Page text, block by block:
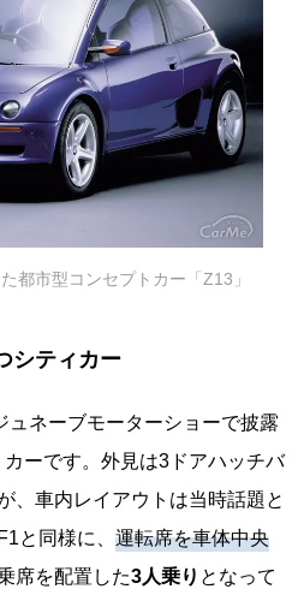
都市型コンセプトカー「Z13」
シティカー
ュネーブモーターショーで披露
ーです。外見は3ドアハッチバ
、車内レイアウトは当時話題と
と同様に、 運転席を車体中央
席を配置した3人乗り となって